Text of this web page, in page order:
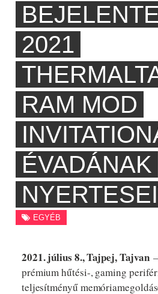
2021
RAM MOD
ÉVADÁNAK
EGYÉB
2021. július 8., Tajpej, Tajvan –
prémium hűtési-, gaming
teljesítményű